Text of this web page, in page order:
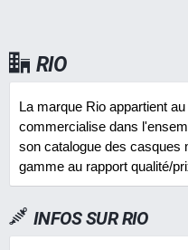
RIO
La marque Rio appartient
commercialise dans
son catalogue des casques
gamme au rapport qualité/
INFOS SURRIO